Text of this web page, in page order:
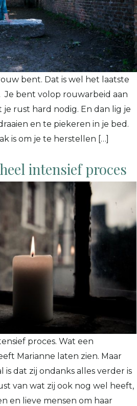
bent. Dat is wel het laatste
bent volop rouwarbeid aan
rust hard nodig. En dan lig je
en te piekeren in je bed.
is om je te herstellen […]
intensief proces
proces. Wat een
Marianne laten zien. Maar
is dat zij ondanks alles verder is
van wat zij ook nog wel heeft,
en lieve mensen om haar